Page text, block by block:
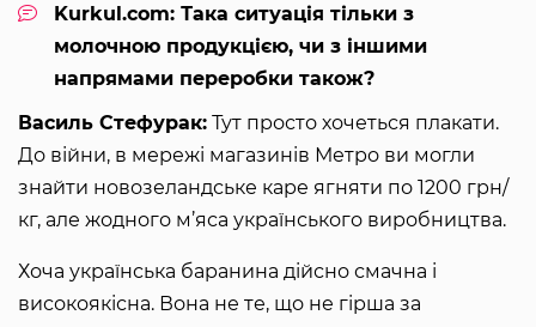
Kurkul.com: Така ситуація тільки з
молочною продукцією, чи з іншими
напрямами переробки також?
Василь Стефурак: Тут просто хочеться плакати.
До війни, в мережі магазинів Метро ви могли
знайти новозеландське каре ягняти по 1200 грн/
кг, але жодного м’яса українського виробництва.
Хоча українська баранина дійсно смачна і
високоякісна. Вона не те, що не гірша за